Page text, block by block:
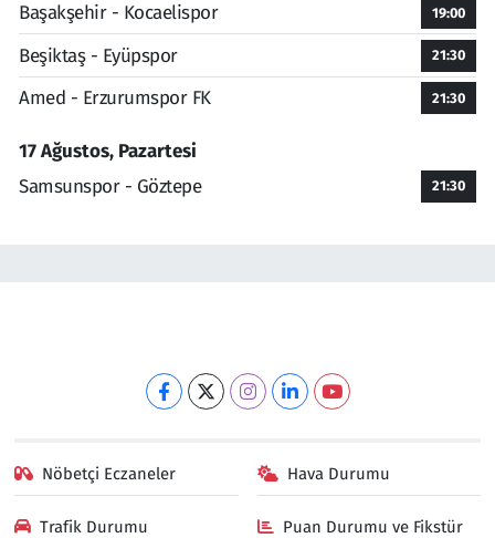
Başakşehir - Kocaelispor
19:00
Beşiktaş - Eyüpspor 21:30
Amed - Erzurumspor FK 21:30
17 Ağustos, Pazartesi
Samsunspor - Göztepe
21:30
Nöbetçi Eczaneler Hava Durumu
Trafik Durumu Puan Durumu ve Fikstür